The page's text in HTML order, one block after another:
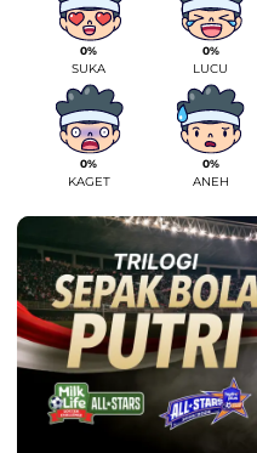
0%
SUKA
0%
LUCU
0%
KAGET
0%
ANEH